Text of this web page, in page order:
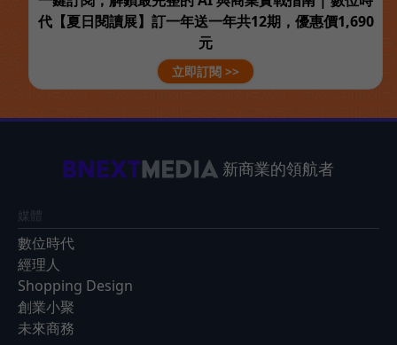
代【夏日閱讀展】訂一年送一年共12期，優惠價1,690
元
立即訂閱 >>
新商業的領航者
媒體
數位時代
經理人
Shopping Design
創業小聚
未來商務